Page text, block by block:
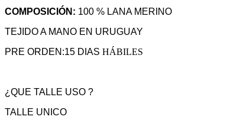
COMPOSICIÓN: 100 % LANA MERINO
TEJIDO A MANO EN URUGUAY
PRE ORDEN:15 DIAS HÁBILES
¿QUE TALLE USO ?
TALLE UNICO